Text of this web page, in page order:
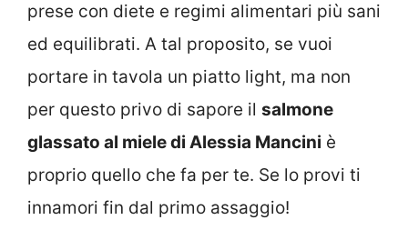
prese con diete e regimi alimentari più sani
ed equilibrati. A tal proposito, se vuoi
portare in tavola un piatto light, ma non
per questo privo di sapore il salmone
glassato al miele di Alessia Mancini è
proprio quello che fa per te. Se lo provi ti
innamori fin dal primo assaggio!